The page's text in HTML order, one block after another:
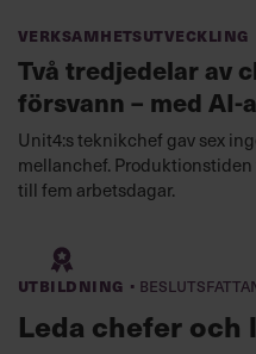
Verksamhetsutveckling
Två tredjedelar av
försvann – med
Unit4:s teknikchef gav sex
mellanchef.
till fem arbetsdagar.
Utbildning ·
Leda chefer